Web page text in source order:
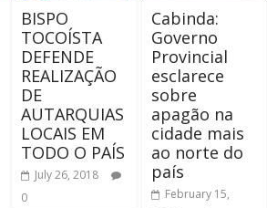
BISPO
TOCOÍSTA
DEFENDE
REALIZAÇÃO
DE
AUTARQUIAS
LOCAIS EM
TODO O PAÍS
July 26, 2018
0
Cabinda:
Governo
Provincial
esclarece
sobre
apagão na
cidade mais
ao norte do
país
February 15,